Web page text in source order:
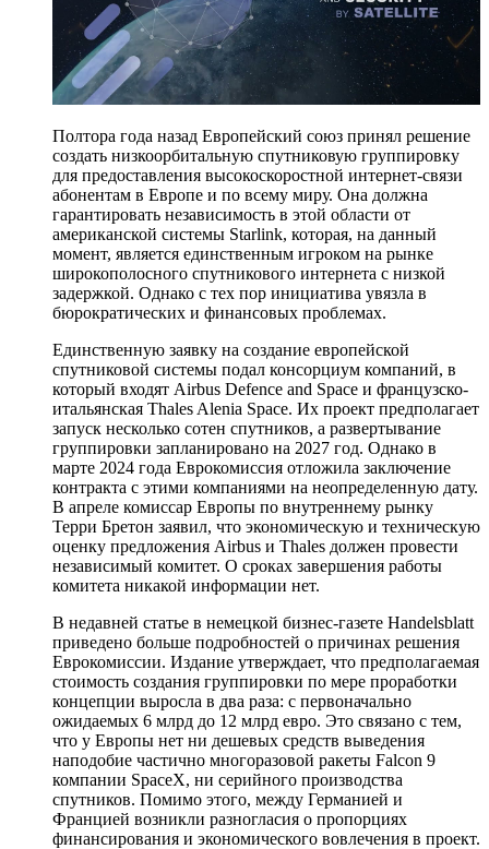
Полтора года назад Европейский союз принял решение
создать низкоорбитальную спутниковую группировку
для предоставления высокоскоростной интернет-связи
абонентам в Европе и по всему миру. Она должна
гарантировать независимость в этой области от
американской системы Starlink, которая, на данный
момент, является единственным игроком на рынке
широкополосного спутникового интернета с низкой
задержкой. Однако с тех пор инициатива увязла в
бюрократических и финансовых проблемах.
Единственную заявку на создание европейской
спутниковой системы подал консорциум компаний, в
который входят Airbus Defence and Space и французско-
итальянская Thales Alenia Space. Их проект предполагает
запуск несколько сотен спутников, а развертывание
группировки запланировано на 2027 год. Однако в
марте 2024 года Еврокомиссия отложила заключение
контракта с этими компаниями на неопределенную дату.
В апреле комиссар Европы по внутреннему рынку
Терри Бретон заявил, что экономическую и техническую
оценку предложения Airbus и Thales должен провести
независимый комитет. О сроках завершения работы
комитета никакой информации нет.
В недавней статье в немецкой бизнес-газете Handelsblatt
приведено больше подробностей о причинах решения
Еврокомиссии. Издание утверждает, что предполагаемая
стоимость создания группировки по мере проработки
концепции выросла в два раза: с первоначально
ожидаемых 6 млрд до 12 млрд евро. Это связано с тем,
что у Европы нет ни дешевых средств выведения
наподобие частично многоразовой ракеты Falcon 9
компании SpaceX, ни серийного производства
спутников. Помимо этого, между Германией и
Францией возникли разногласия о пропорциях
финансирования и экономического вовлечения в проект.